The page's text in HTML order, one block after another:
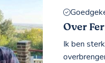
Over
Ik ben